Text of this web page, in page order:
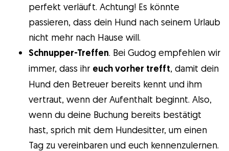
perfekt verläuft. Achtung! Es könnte
passieren, dass dein Hund nach seinem Urlaub
nicht mehr nach Hause will.
Schnupper-Treffen. Bei Gudog empfehlen wir
immer, dass ihr euch vorher trefft, damit dein
Hund den Betreuer bereits kennt und ihm
vertraut, wenn der Aufenthalt beginnt. Also,
wenn du deine Buchung bereits bestätigt
hast, sprich mit dem Hundesitter, um einen
Tag zu vereinbaren und euch kennenzulernen.